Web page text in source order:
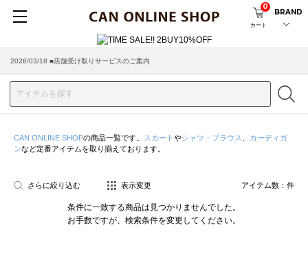
カート
0
BRAND
2026/03/18 ■店舗受け取りサービスのご案内
CAN ONLINE SHOPの商品一覧です。 スカート やシャツ・ブラウス
カーディガ
ンなど定番アイテムを取り揃えております。
さらに絞り込む 表示変更 アイテム数： 件
条件に一致する商品は見つかりませんでした。
お手数ですが、検索条件を変更してください。